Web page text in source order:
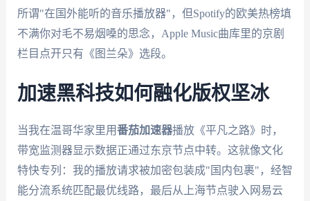
所谓"在国外能听的音乐播放器"，但Spotify的欧美热榜填
不满你对毛不易烟嗓的思念，Apple Music曲库里的京剧
栏目点开只有《图兰朵》选段。
加速黑科技如何融化版权坚冰
当我在温哥华家里用番茄加速器播放《平凡之路》时，
带宽监测器显示数据正通过东京节点中转。这就像文化
特快专列：我的播放请求被加密包装成"国内包裹"，经智
能分流系统匹配最优线路，最后从上海节点驶入网易云